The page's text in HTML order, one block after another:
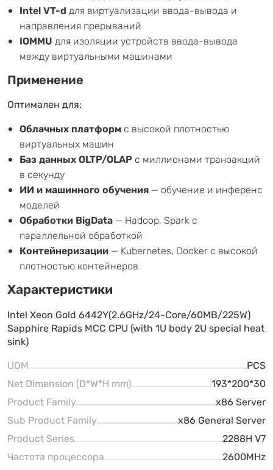
Intel VT-d для виртуализации ввода-вывода и
направления прерываний
IOMMU для изоляции устройств ввода-вывода
между виртуальными машинами
Применение
Оптимален для:
Облачных платформ с высокой плотностью
виртуальных машин
Баз данных OLTP/OLAP с миллионами транзакций
в секунду
ИИ и машинного обучения — обучение и инференс
моделей
Обработки BigData — Hadoop, Spark с
параллельной обработкой
Контейнеризации — Kubernetes, Docker с высокой
плотностью контейнеров
Характеристики
Intel Xeon Gold 6442Y(2.6GHz/24-Core/60MB/225W)
Sapphire Rapids MCC CPU (with 1U body 2U special heat
sink)
UOM
PCS
Net Dimension (D*W*H mm)
193*200*30
Product Family
x86 Server
Sub Product Family
x86 General Server
Product Series
2288H V7
Частота процессора
2600MHz